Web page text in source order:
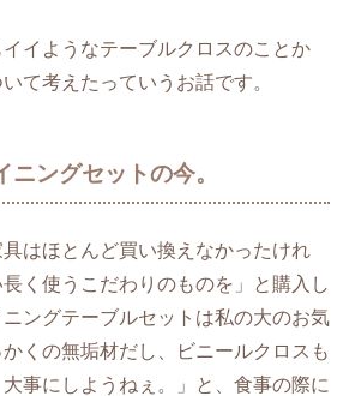
イようなテーブルクロスのことか
て考えたっていうお話です。
ングセットの今。
はほとんど買い換えなかったけれ
く使うこだわりのものを」と購入し
ングテーブルセットは私の大のお気
くの無垢材だし、ビニールクロスも
事にしようねぇ。」と、食事の際に